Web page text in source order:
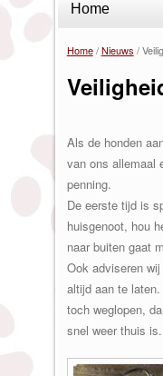
Home / Nieuws /
Als de honden
van ons allemaal
penning.
De eerste tijd is
huisgenoot, hou
naar buiten gaat
Ook adviseren
altijd aan te
toch weglopen,
snel weer thuis is.